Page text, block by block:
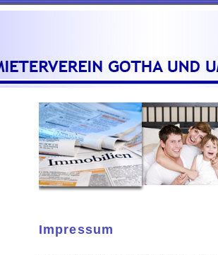
Impressum